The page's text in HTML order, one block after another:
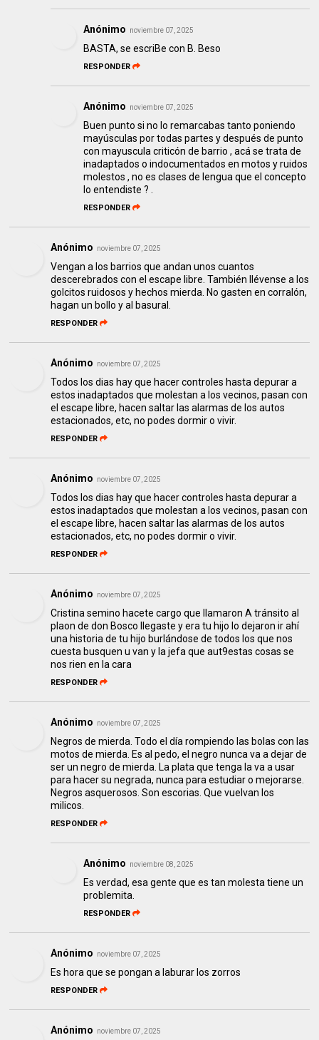
Anónimo noviembre 07, 2025
BASTA, se escriBe con B. Beso
RESPONDER
Anónimo noviembre 07, 2025
Buen punto si no lo remarcabas tanto poniendo
mayúsculas por todas partes y después de punto
con mayuscula criticón de barrio , acá se trata de
inadaptados o indocumentados en motos y ruidos
molestos , no es clases de lengua que el concepto
lo entendiste ? .
RESPONDER
Anónimo noviembre 07, 2025
Vengan a los barrios que andan unos cuantos
descerebrados con el escape libre. También llévense a los
golcitos ruidosos y hechos mierda. No gasten en corralón,
hagan un bollo y al basural.
RESPONDER
Anónimo noviembre 07, 2025
Todos los dias hay que hacer controles hasta depurar a
estos inadaptados que molestan a los vecinos, pasan con
el escape libre, hacen saltar las alarmas de los autos
estacionados, etc, no podes dormir o vivir.
RESPONDER
Anónimo noviembre 07, 2025
Todos los dias hay que hacer controles hasta depurar a
estos inadaptados que molestan a los vecinos, pasan con
el escape libre, hacen saltar las alarmas de los autos
estacionados, etc, no podes dormir o vivir.
RESPONDER
Anónimo noviembre 07, 2025
Cristina semino hacete cargo que llamaron A tránsito al
plaon de don Bosco llegaste y era tu hijo lo dejaron ir ahí
una historia de tu hijo burlándose de todos los que nos
cuesta busquen u van y la jefa que aut9estas cosas se
nos rien en la cara
RESPONDER
Anónimo noviembre 07, 2025
Negros de mierda. Todo el día rompiendo las bolas con las
motos de mierda. Es al pedo, el negro nunca va a dejar de
ser un negro de mierda. La plata que tenga la va a usar
para hacer su negrada, nunca para estudiar o mejorarse.
Negros asquerosos. Son escorias. Que vuelvan los
milicos.
RESPONDER
Anónimo noviembre 08, 2025
Es verdad, esa gente que es tan molesta tiene un
problemita.
RESPONDER
Anónimo noviembre 07, 2025
Es hora que se pongan a laburar los zorros
RESPONDER
Anónimo noviembre 07, 2025